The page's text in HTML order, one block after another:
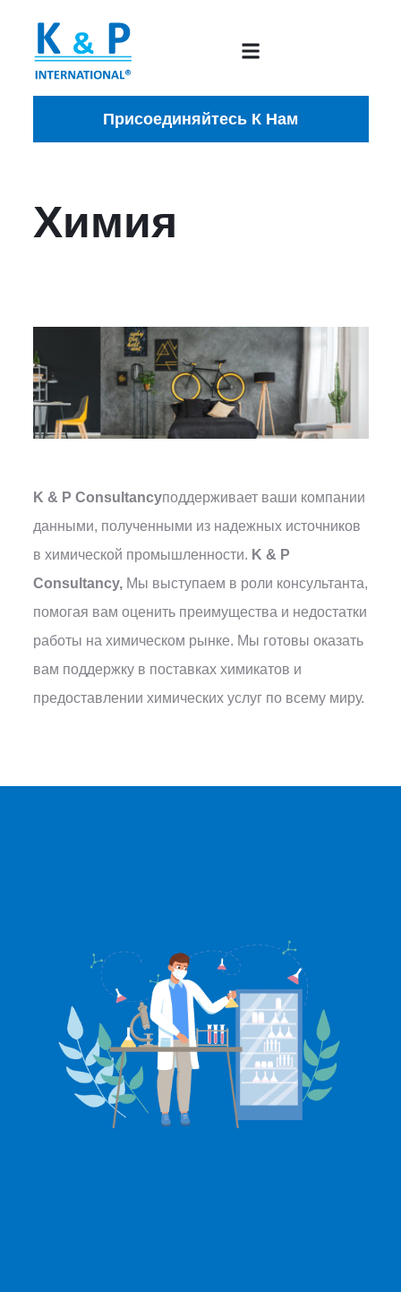
Присоединяйтесь К Нам
Химия
K & P Consultancyподдерживает ваши компании
данными, полученными из надежных источников
в химической промышленности. K & P
Consultancy,Мы выступаем в роли консультанта,
помогая вам оценить преимущества и недостатки
работы на химическом рынке. Мы готовы оказать
вам поддержку в поставках химикатов и
предоставлении химических услуг по всему миру.